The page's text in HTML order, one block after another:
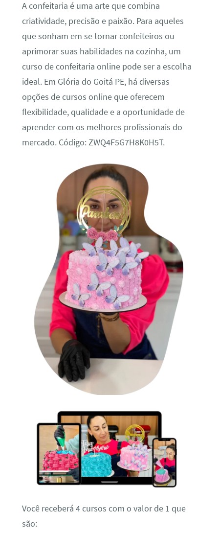
A confeitaria é uma arte que combina
criatividade, precisão e paixão. Para aqueles
que sonham em se tornar confeiteiros ou
aprimorar suas habilidades na cozinha, um
curso de confeitaria online pode ser a escolha
ideal. Em Glória do Goitá PE, há diversas
opções de cursos online que oferecem
flexibilidade, qualidade e a oportunidade de
aprender com os melhores profissionais do
mercado. Código: ZWQ4F5G7H8K0H5T.
Você receberá 4 cursos com o valor de 1 que
são: